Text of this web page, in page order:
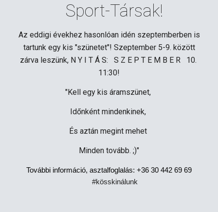
Sport-Társak!
Az eddigi évekhez hasonlóan idén szeptemberben is
tartunk egy kis "szünetet"! Szeptember 5-9. között
zárva leszünk, N Y I T Á S: S Z E P T E M B E R 10.
11:30!
"Kell egy kis áramszünet,
Időnként mindenkinek,
És aztán megint mehet
Minden tovább. ;)"
További információ, asztalfoglalás: +36 30 442 69 69
#kösskinálunk